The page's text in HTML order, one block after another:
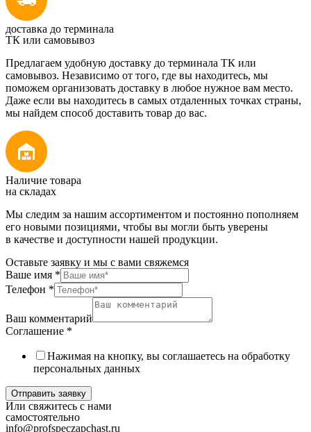
доставка до терминала
ТК или самовывоз
Предлагаем удобную доставку до терминала ТК или
самовывоз. Независимо от того, где вы находитесь, мы
поможем организовать доставку в любое нужное вам место.
Даже если вы находитесь в самых отдаленных точках страны,
мы найдем способ доставить товар до вас.
Наличие товара
на складах
Мы следим за нашим ассортиментом и постоянно пополняем
его новыми позициями, чтобы вы могли быть уверены
в качестве и доступности нашей продукции.
Оставьте заявку и мы с вами свяжемся
Ваше имя *
Телефон *
Ваш комментарий
Соглашение *
Нажимая на кнопку, вы соглашаетесь на обработку
персональных данных
Отправить заявку
Или свяжитесь с нами
самостоятельно
info@profspeczapchast.ru